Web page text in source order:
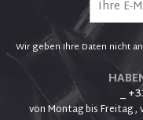
Wir geben Ihre Daten nicht
_
von Montag bis Freitag ,